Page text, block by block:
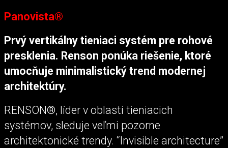
Panovista®
Prvý vertikálny tieniaci systém pre rohové
presklenia. Renson ponúka riešenie, ktoré
umocňuje minimalistický trend modernej
architektúry.
RENSON®, líder v oblasti tieniacich
systémov, sleduje veľmi pozorne
architektonické trendy. “Invisible architecture”